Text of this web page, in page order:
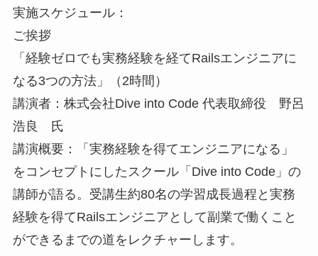
実施スケジュール：
ご挨拶
「経験ゼロでも実務経験を経てRailsエンジニアに
なる3つの方法」（2時間）
講演者：株式会社Dive into Code 代表取締役 野呂
浩良 氏
講演概要：「実務経験を得てエンジニアになる」
をコンセプトにしたスクール「Dive into Code」の
講師が語る。受講生約80名の学習成長過程と実務
経験を得てRailsエンジニアとして副業で働くこと
ができるまでの道をレクチャーします。